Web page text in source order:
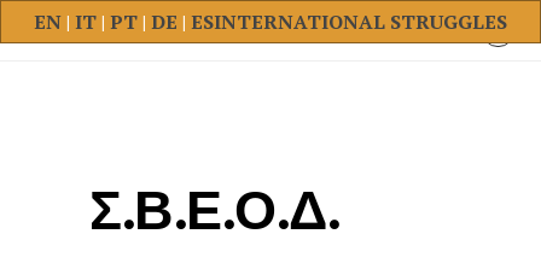
INTERNATIONAL STRUGGLES
EN| IT| PT| DE | ES
Σ.Β.Ε.Ο.Δ.